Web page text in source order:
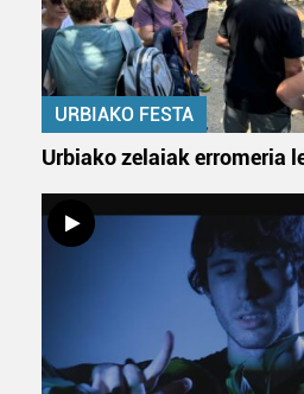
irakurri
URBIAKO FESTA
Urbiako zelaiak erromeria